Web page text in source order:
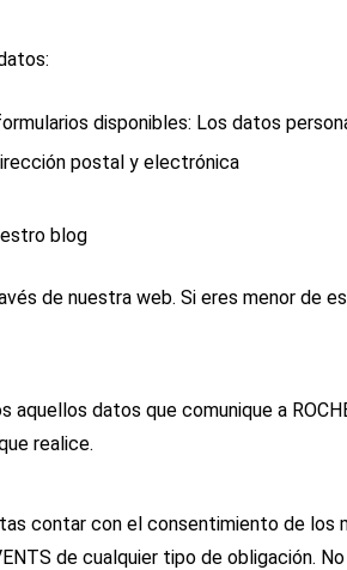
disponibles: Los datos
postal y electrónica
blog
de nuestra web. Si eres menor de
datos que comunique a
realice.
contar con el consentimiento de
de cualquier tipo de obligación.